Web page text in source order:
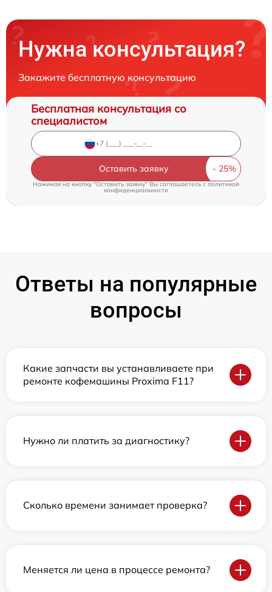
Нужна консультация?
Закажите бесплатную консультацию
Бесплатная консультация со
специалистом
Оставить заявку
Нажимая на кнопку "Оставить заявку" Вы соглашаетесь cполитикой
конфиденциальности
Ответы на популярные
вопросы
Какие запчасти вы устанавливаете при
ремонте кофемашины Proxima F11?
Нужно ли платить за диагностику?
Сколько времени занимает проверка?
Меняется ли цена в процессе ремонта?